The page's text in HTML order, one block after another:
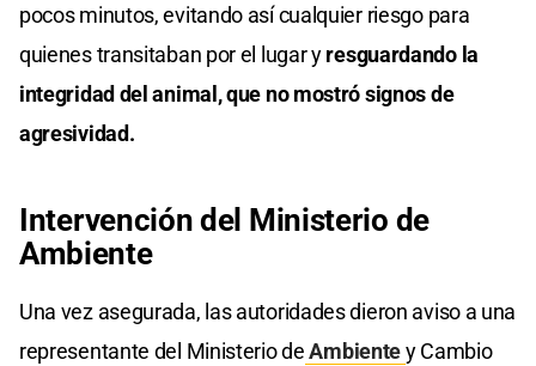
pocos minutos, evitando así cualquier riesgo para
quienes transitaban por el lugar yresguardando la
integridad del animal, que no mostró signos de
agresividad.
Intervención del Ministerio de
Ambiente
Una vez asegurada, las autoridades dieron aviso a una
representante del Ministerio deAmbientey Cambio